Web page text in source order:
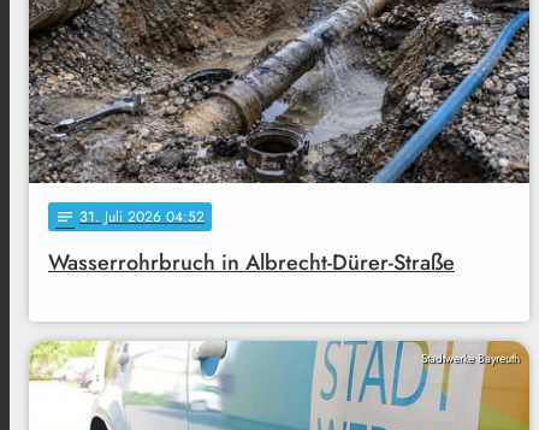
notes 31. Juli 2026 04:52
Wasserrohrbruch in Albrecht-Dürer-Straße
Stadtwerke Bayreuth